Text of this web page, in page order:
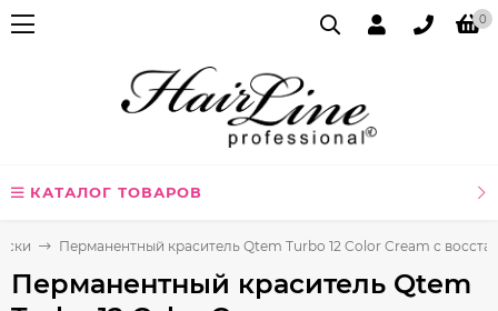
0
КАТАЛОГ ТОВАРОВ
Перманентный краситель Qtem Turbo 12 Color Cream с
Перманентный краситель Qtem